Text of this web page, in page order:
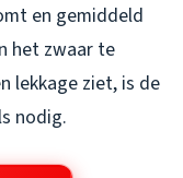
en gemiddeld
het zwaar te
lekkage ziet, is de
nodig.